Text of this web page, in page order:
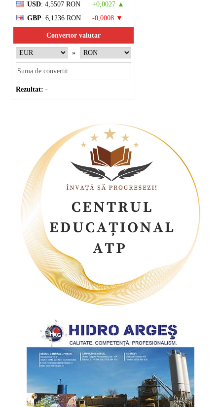
USD: 4,5507 RON
+0,0027 ▲
GBP: 6,1236 RON -0,0008 ▼
Convertor valutar
»
Rezultat: -